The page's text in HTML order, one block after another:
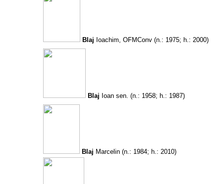
Blaj Ioachim, OFMConv (n.: 1975; h.: 2000)
Blaj Ioan sen. (n.: 1958; h.: 1987)
Blaj Marcelin (n.: 1984; h.: 2010)